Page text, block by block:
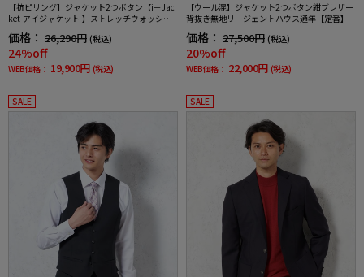
【抗ピリング】ジャケット2つボタン【i－Jac
ket-アイジャケット-】ストレッチウォッシャ
ブル無地ネイビー秋冬
価格： 26,290円 (税込)
24%off
WEB価格： 19,900円 (税込)
【ウール混】ジャケット2つボタン紺ブレザー
背抜き無地リージェントハウス通年【定番】
価格： 27,500円 (税込)
20%off
WEB価格： 22,000円 (税込)
SALE SALE